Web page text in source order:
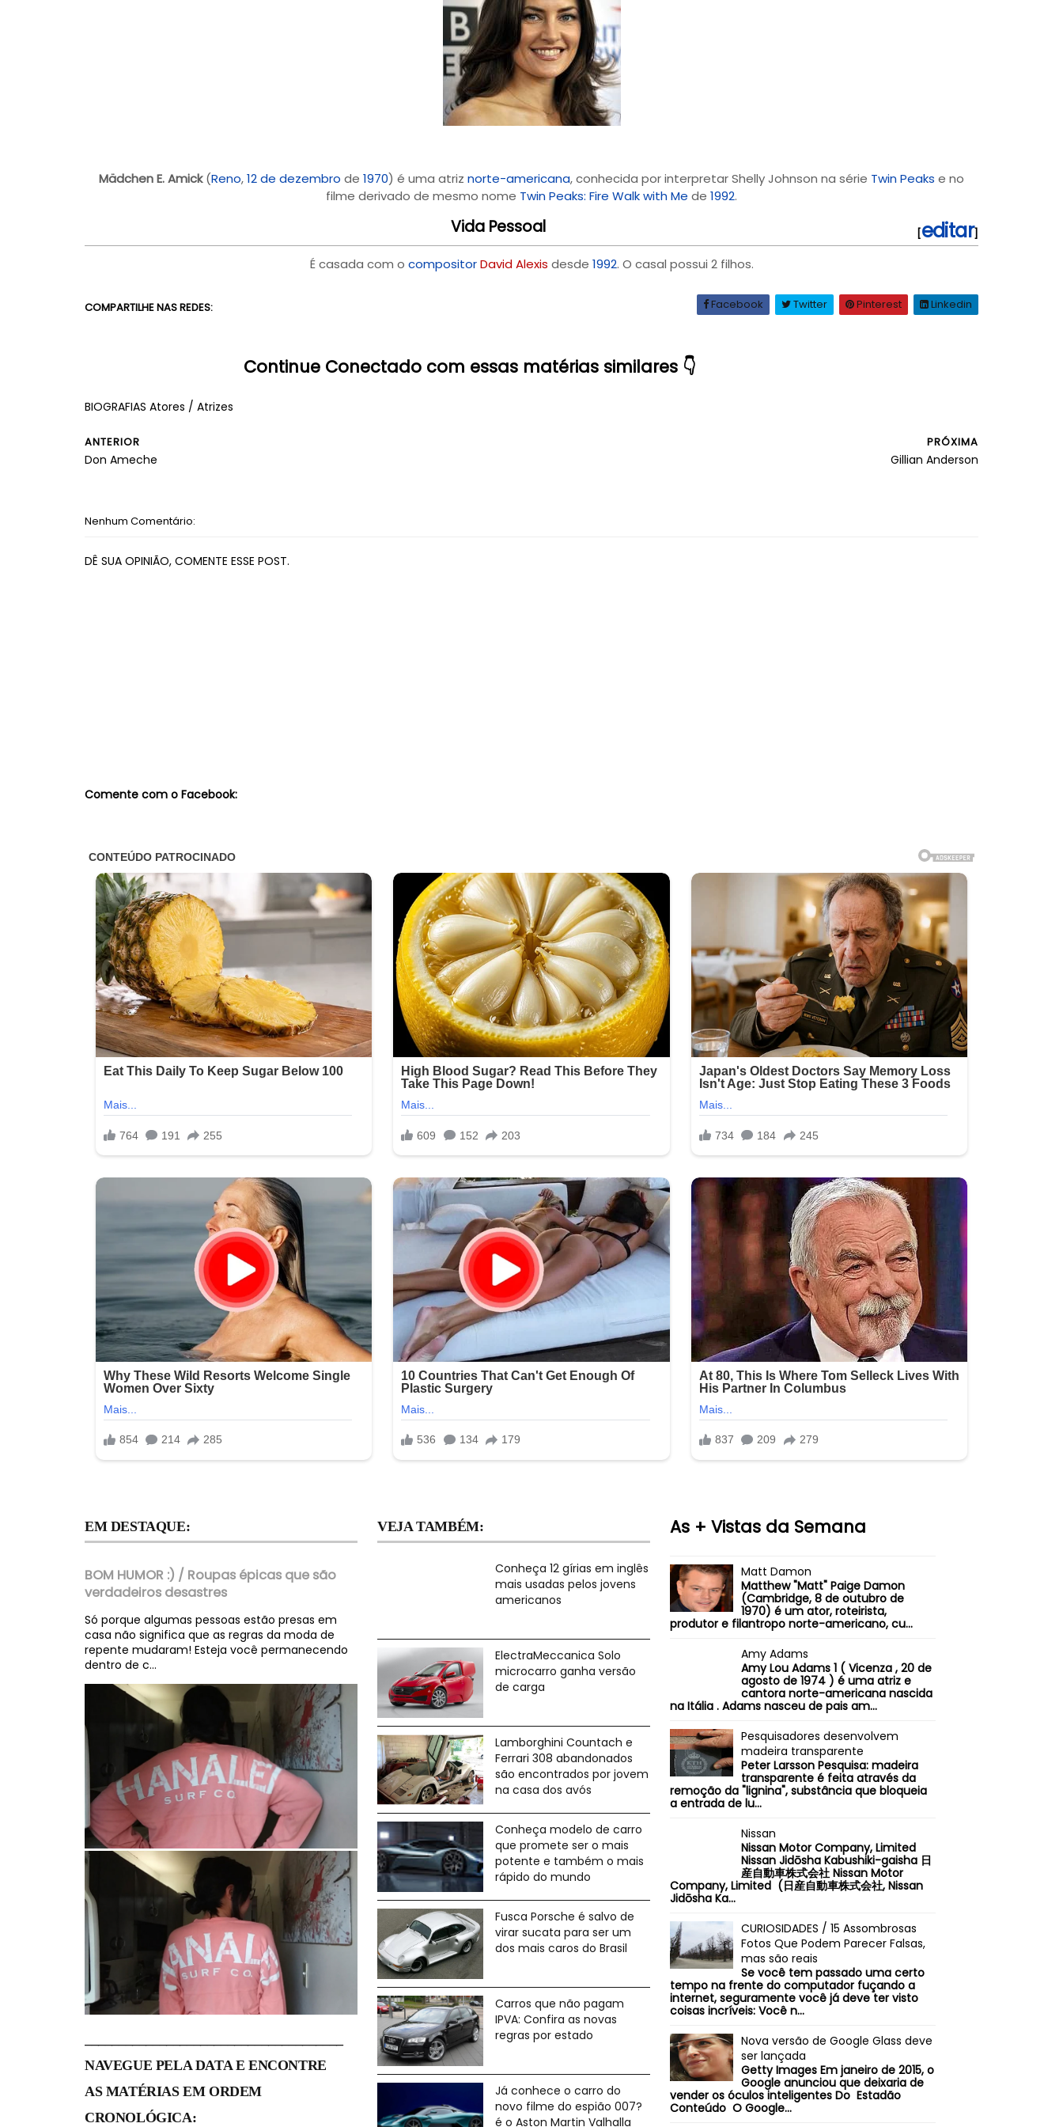
Mädchen E. Amick(Reno,12 de dezembro de 1970) é uma atriz norte-americana, conhecida por interpretar Shelly Johnson na série Twin Peaks e no
filme derivado de mesmo nome Twin Peaks: Fire Walk with Me de 1992.
[editar]
Vida Pessoal
É casada com o compositor David Alexis desde 1992. O casal possui 2 filhos.
COMPARTILHE NAS REDES: Facebook Twitter Pinterest Linkedin
Continue Conectado com essas matérias similares 👇
BIOGRAFIAS Atores / Atrizes
PRÓXIMA
Gillian Anderson
ANTERIOR
Don Ameche
Nenhum Comentário:
DÊ SUA OPINIÃO, COMENTE ESSE POST.
Comente com o Facebook:
EM DESTAQUE:
BOM HUMOR :) / Roupas épicas que são
verdadeiros desastres
Só porque algumas pessoas estão presas em
casa não significa que as regras da moda de
repente mudaram! Esteja você permanecendo
dentro de c...
NAVEGUE PELA DATA E ENCONTRE
AS MATÉRIAS EM ORDEM
CRONOLÓGICA:
VEJA TAMBÉM:
Conheça 12 gírias em inglês
mais usadas pelos jovens
americanos
ElectraMeccanica Solo
microcarro ganha versão
de carga
Lamborghini Countach e
Ferrari 308 abandonados
são encontrados por jovem
na casa dos avós
Conheça modelo de carro
que promete ser o mais
potente e também o mais
rápido do mundo
Fusca Porsche é salvo de
virar sucata para ser um
dos mais caros do Brasil
Carros que não pagam
IPVA: Confira as novas
regras por estado
Já conhece o carro do
novo filme do espião 007?
é o Aston Martin Valhalla
As + Vistas da Semana
Matt Damon
Matthew "Matt" Paige Damon
(Cambridge, 8 de outubro de
1970) é um ator, roteirista,
produtor e filantropo norte-americano, cu...
Amy Adams
Amy Lou Adams 1 ( Vicenza , 20 de
agosto de 1974 ) é uma atriz e
cantora norte-americana nascida
na Itália . Adams nasceu de pais am...
Pesquisadores desenvolvem
madeira transparente
Peter Larsson Pesquisa: madeira
transparente é feita através da
remoção da "lignina", substância que bloqueia
a entrada de lu...
Nissan
Nissan Motor Company, Limited
Nissan Jidōsha Kabushiki-gaisha 日
産自動車株式会社 Nissan Motor
Company, Limited (日産自動車株式会社, Nissan
Jidōsha Ka...
CURIOSIDADES / 15 Assombrosas
Fotos Que Podem Parecer Falsas,
mas são reais
Se você tem passado uma certo
tempo na frente do computador fuçando a
internet, seguramente você já deve ter visto
coisas incríveis: Você n...
Nova versão de Google Glass deve
ser lançada
Getty Images Em janeiro de 2015, o
Google anunciou que deixaria de
vender os óculos inteligentes Do Estadão
Conteúdo O Google...